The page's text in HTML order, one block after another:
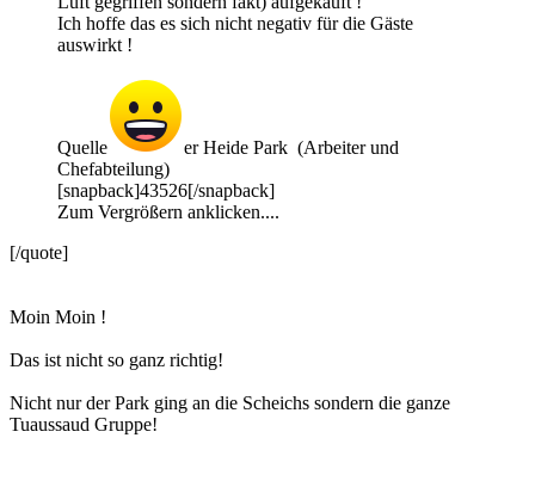
Ich hoffe das es sich nicht negativ für die Gäste
auswirkt !
Quelle
er Heide Park (Arbeiter und
Chefabteilung)
[snapback]43526[/snapback]
Zum Vergrößern anklicken....
[/quote]
Moin Moin !
Das ist nicht so ganz richtig!
Nicht nur der Park ging an die Scheichs sondern die ganze
Tuaussaud Gruppe!